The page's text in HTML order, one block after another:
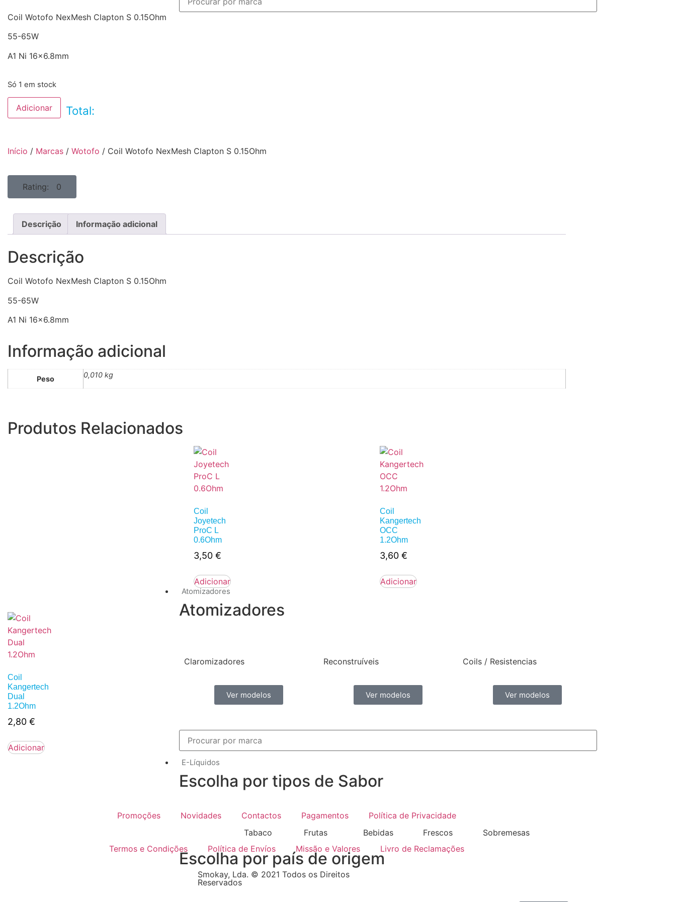
Atomizadores
Atomizadores
Claromizadores
Ver modelos
Reconstruíveis
Ver modelos
Coils / Resistencias
Ver modelos
E-Líquidos
Escolha por tipos de Sabor
Tabaco Frutas Bebidas Frescos Sobremesas
Escolha por país de origem
Coil Wotofo NexMesh Clapton S 0.15Ohm
55-65W
A1 Ni 16×6.8mm
Só 1 em stock
Adicionar Total:
Início / Marcas / Wotofo / Coil Wotofo NexMesh Clapton S 0.15Ohm
Rating: 0
Descrição Informação adicional
Descrição
Coil Wotofo NexMesh Clapton S 0.15Ohm
55-65W
A1 Ni 16×6.8mm
Informação adicional
Peso 0,010 kg
Produtos Relacionados
Coil
Joyetech
ProC L
0.6Ohm
3,50 €
Adicionar
Coil
Kangertech
OCC
1.2Ohm
3,60 €
Adicionar
Coil
Kangertech
Dual
1.2Ohm
2,80 €
Adicionar
Promoções Novidades Contactos Pagamentos Política de Privacidade
Termos e Condições Política de Envíos Missão e Valores Livro de Reclamações
Smokay, Lda. © 2021 Todos os Direitos
Reservados